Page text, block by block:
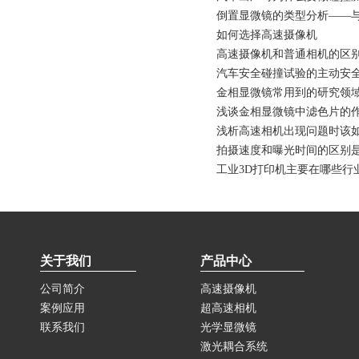
倒置显微镜的类型分析——
如何选择高速摄像机
高速摄像机和普通相机的区
汽车安全碰撞试验的主动安
金相显微镜常用到的研究领
浅谈金相显微镜中滤色片的
浅析高速相机出现问题时该
拍摄速度和曝光时间的区别
工业3D打印机主要在哪些行
关于我们
公司简介
案例应用
联系我们
产品中心
高速摄像机
超高速相机
光学显微镜
激光耦合系统